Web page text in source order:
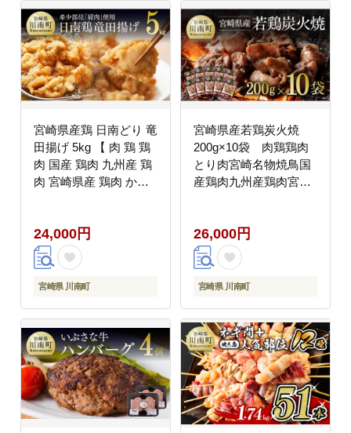
宮崎県産鶏 日南どり 竜
田揚げ 5kg 【 肉 鶏 鶏
肉 国産 鶏肉 九州産 鶏
肉 宮崎県産 鶏肉 から
唐揚げ 竜田揚げ 】
[C00704]
24,000円
宮崎県 川南町
宮崎県産若鶏炭火焼
200g×10袋 肉鶏鶏肉
とり肉宮崎名物焼鳥国
産鶏肉九州産鶏肉宮崎
26,000円
宮崎県 川南町